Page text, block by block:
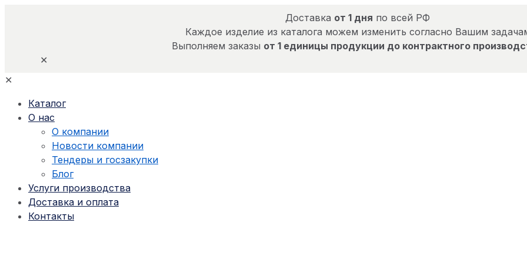
Доставка от 1 дня по всей РФ
Каждое изделие из каталога можем изменить согласно Вашим
Выполняем заказы от 1 единицы продукции до контрактного
✕
✕
Каталог
О нас
О компании
Новости компании
Тендеры и госзакупки
Блог
Услуги производства
Доставка и оплата
Контакты